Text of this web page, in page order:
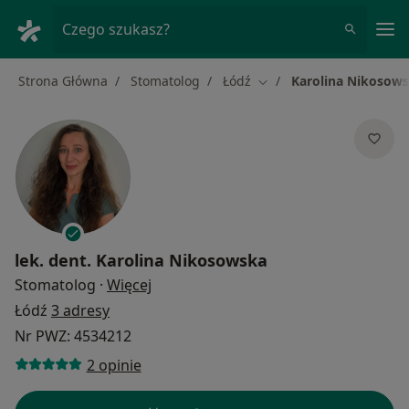
Czego szukasz?
Strona Główna Stomatolog Łódź Zmień miasto
Karolina
lek. dent. Karolina Nikosowska
Stomatolog · Więcej
Łódź 3 adresy
Nr PWZ: 4534212
2 opinie